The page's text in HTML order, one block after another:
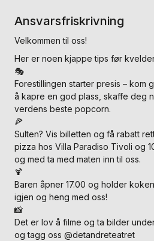
Ansvarsfriskrivning
Velkommen til oss!
Her er noen kjappe tips før
🎭
Forestillingen starter presis – kom
å kapre en god plass, skaffe deg
verdens beste popcorn.
🍕
Sulten? Vis billetten og få rabatt
pizza hos Villa Paradiso Tivoli og
og med ta med maten inn til oss.
🍹
Baren åpner 17.00 og holder
igjen og heng med oss!
📸
Det er lov å filme og ta bilder
og tagg oss @detandreteatret